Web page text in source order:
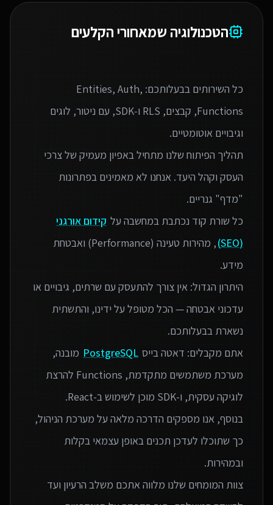
הטכנולוגיה שמאחורי הקלעים
כל השירותים בבעלותכם: Entities, Auth,
Functions, קבצים, RLS ו‑SDK, עם ניטור, לוגים
תהליך הפיתוח שלנו מתחיל באפיון מעמיק של צרכי
העסק וקהל היעד. אנחנו לא מאמינים בפתרונות
כל שורת קוד נכתבת במחשבה על קידום אורגני
(SEO)
, מהירות טעינה (Performance) ואבטחת
היתרון הגדול: אין צורך להתעסק עם שרתים, גיבויים או
עדכוני אבטחה — הכל מטופל על ידינו, והתשתית
אתם מקבלים: דאטה בייס PostgreSQL מובנה,
מערכת משתמשים מתקדמת, Functions להרצת
בנוסף, אנו מספקים הדרכה מלאה על מערכת הניהול,
כך שתוכלו לעדכן תכנים באופן עצמאי בקלות
צוות המומחים שלנו מלווה אתכם משלב הרעיון ועד